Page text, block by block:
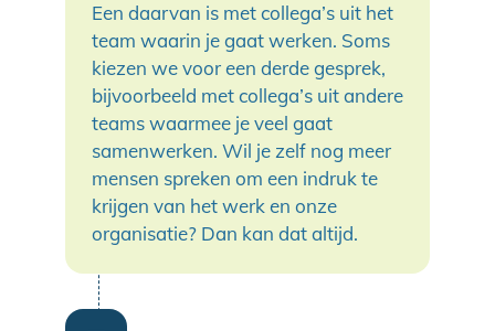
Een daarvan is met collega’s uit het
team waarin je gaat werken. Soms
kiezen we voor een derde gesprek,
bijvoorbeeld met collega’s uit andere
teams waarmee je veel gaat
samenwerken. Wil je zelf nog meer
mensen spreken om een indruk te
krijgen van het werk en onze
organisatie? Dan kan dat altijd.